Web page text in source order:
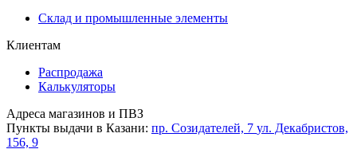
Склад и промышленные элементы
Клиентам
Распродажа
Калькуляторы
Адреса магазинов и ПВЗ
Пункты выдачи в Казани: пр. Созидателей, 7 ул. Декабристов,
156, 9